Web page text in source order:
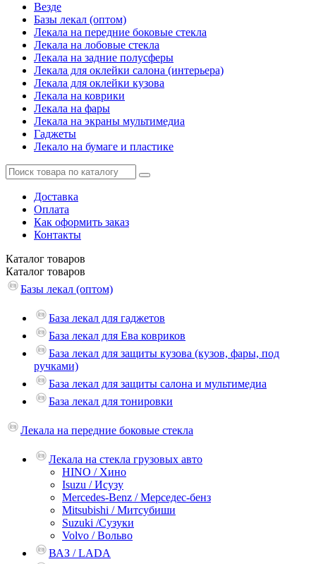
Везде
Базы лекал (оптом)
Лекала на передние боковые стекла
Лекала на лобовые стекла
Лекала на задние полусферы
Лекала для оклейки салона (интерьера)
Лекала для оклейки кузова
Лекала на коврики
Лекала на фары
Лекала на экраны мультимедиа
Гаджеты
Лекало на бумаге и пластике
Доставка
Оплата
Как оформить заказ
Контакты
Каталог товаров
Каталог товаров
Базы лекал (оптом)
База лекал для гаджетов
База лекал для Ева ковриков
База лекал для защиты кузова (кузов, фары, под
ручками)
База лекал для защиты салона и мультимедиа
База лекал для тонировки
Лекала на передние боковые стекла
Лекала на стекла грузовых авто
HINO / Хино
Isuzu / Исузу
Mercedes-Benz / Мерседес-бенз
Mitsubishi / Митсубиши
Suzuki /Сузуки
Volvo / Вольво
ВАЗ / LADA